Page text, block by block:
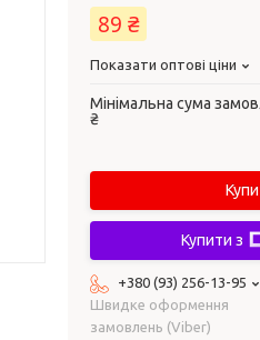
89 ₴
Показати оптові ціни
Мінімальна сума
₴
Купити з
+380 (93) 256-13-95
Швидке оформення
замовлень (Viber)